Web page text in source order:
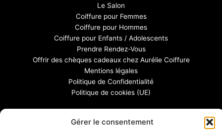
Gérer le consentement
Le Salon
Coiffure pour Femmes
Coiffure pour Hommes
Coiffure pour Enfants / Adolescents
Prendre Rendez-Vous
Offrir des chèques cadeaux chez Aurélie Coiffure
Mentions légales
Politique de Confidentialité
Politique de cookies (UE)